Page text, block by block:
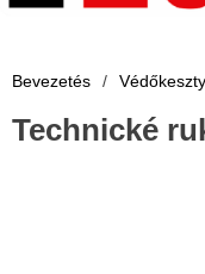
Bevezetés /
Technické